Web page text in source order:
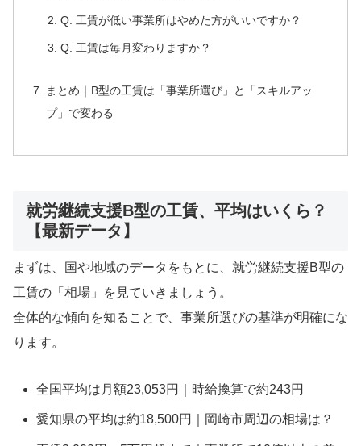
Q. 工賃が低い事業所はやめた方がいいですか？
Q. 工賃は毎月変わりますか？
まとめ｜B型の工賃は「事業所選び」と「スキルアッ
プ」で変わる
就労継続支援B型の工賃、平均はいくら？
【最新データ】
まずは、国や地域のデータをもとに、就労継続支援B型の
工賃の「相場」を見ていきましょう。
全体的な傾向を知ることで、事業所選びの基準が明確にな
ります。
全国平均は月額23,053円｜時給換算で約243円
愛知県の平均は約18,500円｜岡崎市周辺の相場は？